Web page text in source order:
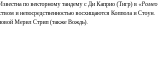
по векторному тандему с Ди Каприо (Тигр) в «Ромео
и непосредственностью восхищаются Коппола и Стоун.
Мерил Стрип (также Вождь).